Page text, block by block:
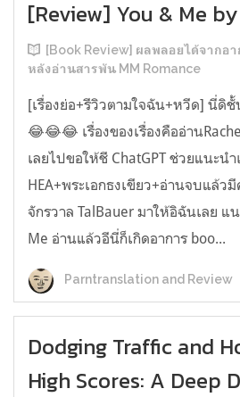
[Review] You & Me
[Book Review] ผลพลอยได้จากอ
หลังอ่านสารพัน MM Romance
[เรื่องย่อ+รีวิวตามใจฉัน+หวีด] นี่ดิ
😂😂😂 เรื่องของเรื่องคืออ่าน
เลยไปขอให้ชี ChatGPT ช่วยแนะน
HEA+พระเอกธงเขียว+อ่านจบแล้ว
จักรวาล TalBauer มาให้อิฉันเลย แ
Me อ่านแล้วอีนี่ก็เกิดอาการ boo...
Parntranslation and Review
Dodging Traffic and
High Scores: A Deep